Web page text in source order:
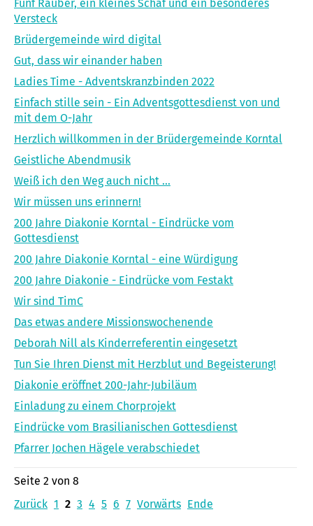
Fünf Räuber, ein kleines Schaf und ein besonderes
Versteck
Brüdergemeinde wird digital
Gut, dass wir einander haben
Ladies Time - Adventskranzbinden 2022
Einfach stille sein - Ein Adventsgottesdienst von und
mit dem O-Jahr
Herzlich willkommen in der Brüdergemeinde Korntal
Geistliche Abendmusik
Weiß ich den Weg auch nicht ...
Wir müssen uns erinnern!
200 Jahre Diakonie Korntal - Eindrücke vom
Gottesdienst
200 Jahre Diakonie Korntal - eine Würdigung
200 Jahre Diakonie - Eindrücke vom Festakt
Wir sind TimC
Das etwas andere Missionswochenende
Deborah Nill als Kinderreferentin eingesetzt
Tun Sie Ihren Dienst mit Herzblut und Begeisterung!
Diakonie eröffnet 200-Jahr-Jubiläum
Einladung zu einem Chorprojekt
Eindrücke vom Brasilianischen Gottesdienst
Pfarrer Jochen Hägele verabschiedet
Seite 2 von 8
Zurück 1 2 3 4 5 6 7 Vorwärts Ende